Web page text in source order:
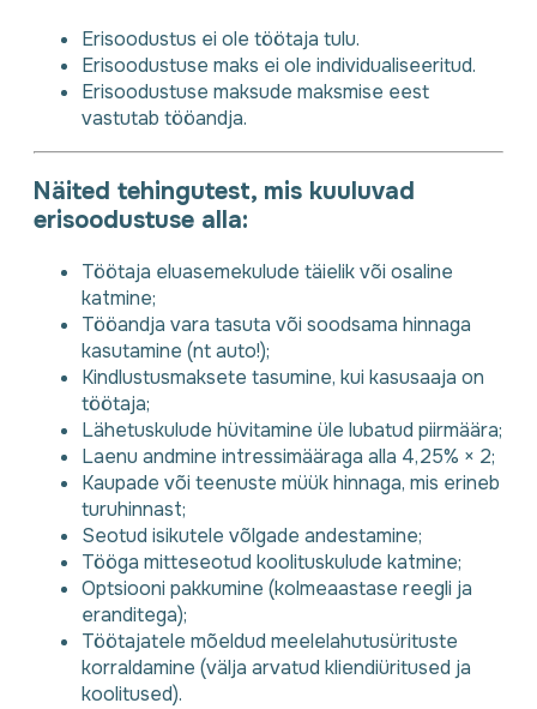
Erisoodustus ei ole töötaja tulu.
Erisoodustuse maks ei ole individualiseeritud.
Erisoodustuse maksude maksmise eest
vastutab tööandja.
Näited tehingutest, mis kuuluvad
erisoodustuse alla:
Töötaja eluasemekulude täielik või osaline
katmine;
Tööandja vara tasuta või soodsama hinnaga
kasutamine (nt auto!);
Kindlustusmaksete tasumine, kui kasusaaja on
töötaja;
Lähetuskulude hüvitamine üle lubatud piirmäära;
Laenu andmine intressimääraga alla 4,25% × 2;
Kaupade või teenuste müük hinnaga, mis erineb
turuhinnast;
Seotud isikutele võlgade andestamine;
Tööga mitteseotud koolituskulude katmine;
Optsiooni pakkumine (kolmeaastase reegli ja
eranditega);
Töötajatele mõeldud meelelahutusürituste
korraldamine (välja arvatud kliendiüritused ja
koolitused).